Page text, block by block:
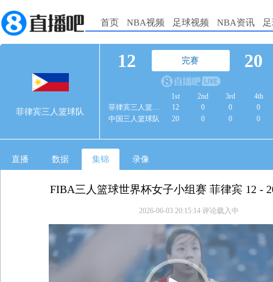
首页 NBA视频 足球视频 NBA资讯
菲律宾三人篮球队
12 完赛 20
1st 2nd 3rd
4th
菲律宾三人篮球队
12 0 0
0
中国三人篮球队
20 0 0 0
直播 数据 集锦 录像
FIBA三人篮球世界杯女子小组赛 菲律宾 12 -
2026-06-03 20:15:14 评论载入中